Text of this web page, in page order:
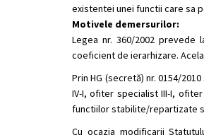
existentei unei functii care sa
Motivele demersurilor:
Legea nr. 360/2002 prevede
coeficient de ierarhizare.
Prin HG (secretă) nr. 0154/
IV-I, ofiter specialist III-I,
functiilor stabilite/repartizate
Cu ocazia modificarii